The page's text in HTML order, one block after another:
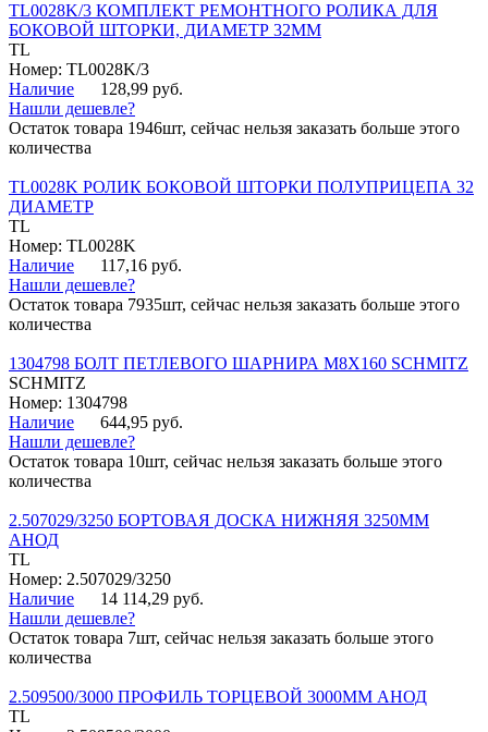
TL0028K/3 КОМПЛЕКТ РЕМОНТНОГО РОЛИКА ДЛЯ
БОКОВОЙ ШТОРКИ, ДИАМЕТР 32ММ
TL
Номер: TL0028K/3
Наличие
128,99 руб.
Нашли дешевле?
Остаток товара 1946шт, сейчас нельзя заказать больше этого
количества
TL0028K РОЛИК БОКОВОЙ ШТОРКИ ПОЛУПРИЦЕПА 32
ДИАМЕТР
TL
Номер: TL0028K
Наличие
117,16 руб.
Нашли дешевле?
Остаток товара 7935шт, сейчас нельзя заказать больше этого
количества
1304798 БОЛТ ПЕТЛЕВОГО ШАРНИРА М8Х160 SCHMITZ
SCHMITZ
Номер: 1304798
Наличие
644,95 руб.
Нашли дешевле?
Остаток товара 10шт, сейчас нельзя заказать больше этого
количества
2.507029/3250 БОРТОВАЯ ДОСКА НИЖНЯЯ 3250ММ
АНОД
TL
Номер: 2.507029/3250
Наличие
14 114,29 руб.
Нашли дешевле?
Остаток товара 7шт, сейчас нельзя заказать больше этого
количества
2.509500/3000 ПРОФИЛЬ ТОРЦЕВОЙ 3000ММ АНОД
TL